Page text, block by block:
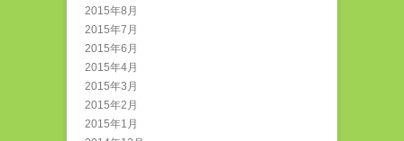
2015年8月
2015年7月
2015年6月
2015年4月
2015年3月
2015年2月
2015年1月